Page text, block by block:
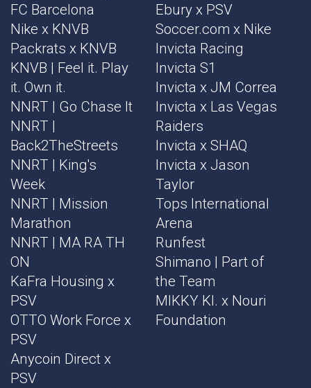
FC Barcelona
Nike x KNVB
Packrats x KNVB
KNVB | Feel it. Play
it. Own it.
NNRT | Go Chase It
NNRT |
Back2TheStreets
NNRT | King's
Week
NNRT | Mission
Marathon
NNRT | MA RA TH
ON
KaFra Housing x
PSV
OTTO Work Force x
PSV
Anycoin Direct x
PSV
Ebury x PSV
Soccer.com x Nike
Invicta Racing
Invicta S1
Invicta x JM Correa
Invicta x Las Vegas
Raiders
Invicta x SHAQ
Invicta x Jason
Taylor
Tops International
Arena
Runfest
Shimano | Part of
the Team
MIKKY KI. x Nouri
Foundation